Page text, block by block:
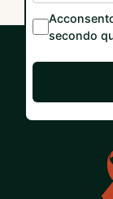
secondo